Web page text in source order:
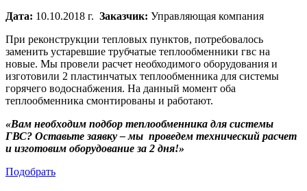
Дата: 10.10.2018 г. Заказчик: Управляющая компания
При реконструкции тепловых пунктов, потребовалось
заменить устаревшие трубчатые теплообменники гвс на
новые. Мы провели расчет необходимого оборудования и
изготовили 2 пластинчатых теплообменника для системы
горячего водоснабжения. На данный момент оба
теплообменника смонтированы и работают.
«Вам необходим подбор теплообменника для системы
ГВС? Оставьте заявку – мы проведем технический расчет
и изготовим оборудование за 2 дня!»
Подобрать